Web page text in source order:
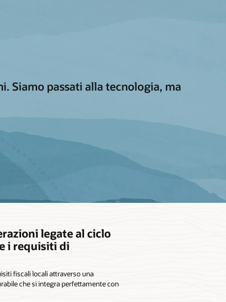
Siamo passati alla tecnologia, ma
legate al ciclo
i requisiti di
fiscali locali attraverso una
che si integra perfettamente con